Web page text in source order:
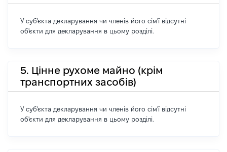
У суб'єкта декларування чи членів його сім'ї відсутні
об'єкти для декларування в цьому розділі.
5. Цінне рухоме майно (крім
транспортних засобів)
У суб'єкта декларування чи членів його сім'ї відсутні
об'єкти для декларування в цьому розділі.